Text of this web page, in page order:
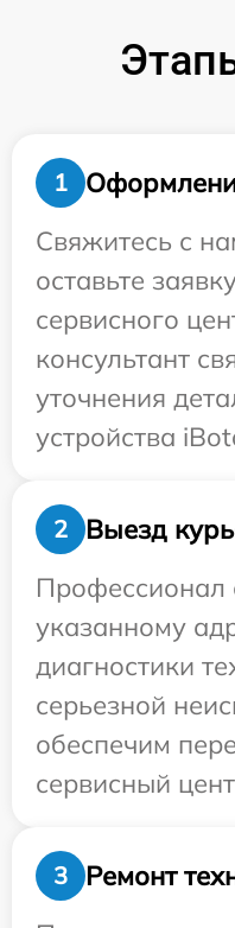
1
Свяжитесь с
оставьте
сервисного
консультант
уточнения
устройства
2
Выезд
Профессионал
указанному
диагностики
серьезной
обеспечим
сервисный
3
Ремонт